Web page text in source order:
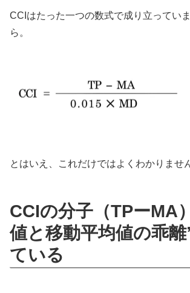
CCIはたった一つの数式で成り立ってい
ら。
とはいえ、これだけではよくわかりませ
CCIの分子（TPーMA
値と移動平均値の乖離
ている